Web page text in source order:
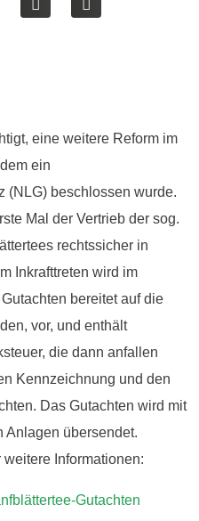
eine weitere Reform im
ein
(NLG) beschlossen wurde.
Mal der Vertrieb der sog.
rechtssicher in
Inkrafttreten wird im
bereitet auf die
vor, und enthält
die dann anfallen
Kennzeichnung und den
Das Gutachten wird mit
Anlagen übersendet.
Informationen:
Gutachten